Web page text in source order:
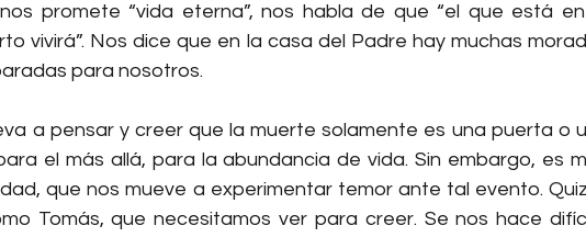
promete “vida eterna”, nos habla de que “el que está
vivirá”. Nos dice que en la casa del Padre hay muchas
para nosotros.
a pensar y creer que la muerte solamente es una puerta o
el más allá, para la abundancia de vida. Sin embargo, es
que nos mueve a experimentar temor ante tal evento.
Tomás, que necesitamos ver para creer. Se nos hace